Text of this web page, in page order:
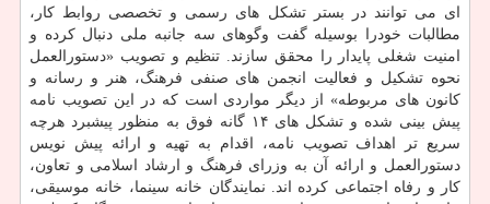
ای می توانند در بستر تشكل های رسمی و تخصصی روابط كار،
مطالبات خودرا بوسیله گفت وگوهای سه جانبه ملی دنبال كرده و
امنیت شغلی پایدار را محقق سازند. تنظیم و تصویب «دستورالعمل
نحوه تشكیل و فعالیت انجمن های صنفی فرهنگ، هنر و رسانه و
كانون های مربوطه» از دیگر مواردی است كه در این تصویب نامه
پیش بینی شده و تشكل های ۱۴ گانه فوق به منظور پیشبرد هرچه
سریع تر اهداف تصویب نامه، اقدام به تهیه و ارائه پیش نویس
دستورالعمل و ارائه آن به وزرای فرهنگ و ارشاد اسلامی و تعاون،
كار و رفاه اجتماعی كرده اند. نمایندگان خانه سینما، خانه موسیقی،